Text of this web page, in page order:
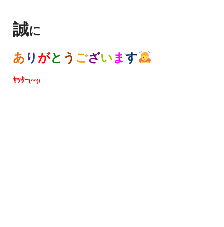
誠に
あ り がと う ございます
ﾔｯﾀｰ(^^)/